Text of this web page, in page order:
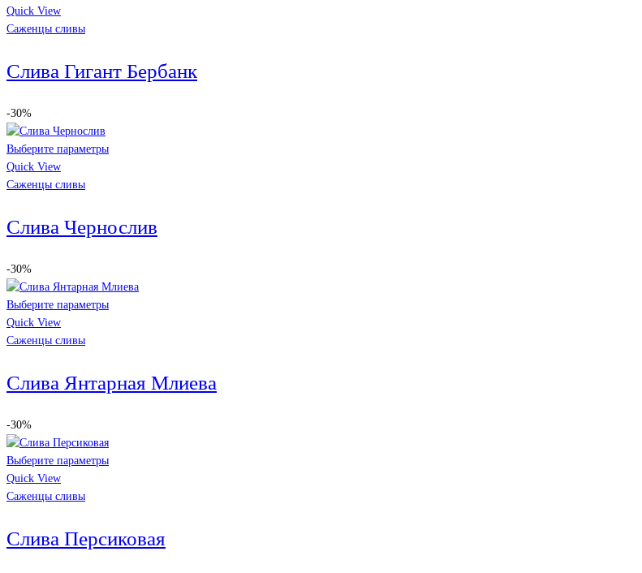
Quick View
Саженцы сливы
Слива Гигант Бербанк
-30%
Выберите параметры
Quick View
Саженцы сливы
Слива Чернослив
-30%
Выберите параметры
Quick View
Саженцы сливы
Слива Янтарная Млиева
-30%
Выберите параметры
Quick View
Саженцы сливы
Слива Персиковая